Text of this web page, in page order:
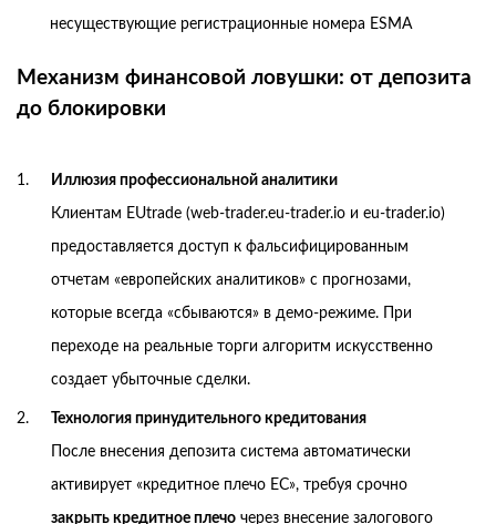
несуществующие регистрационные номера ESMA
Механизм финансовой ловушки: от депозита
до блокировки
Иллюзия профессиональной аналитики
Клиентам EUtrade (web-trader.eu-trader.io и eu-trader.io)
предоставляется доступ к фальсифицированным
отчетам «европейских аналитиков» с прогнозами,
которые всегда «сбываются» в демо-режиме. При
переходе на реальные торги алгоритм искусственно
создает убыточные сделки.
Технология принудительного кредитования
После внесения депозита система автоматически
активирует «кредитное плечо ЕС», требуя срочно
закрыть кредитное плечо через внесение залогового